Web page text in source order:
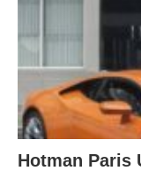
Hotman Paris